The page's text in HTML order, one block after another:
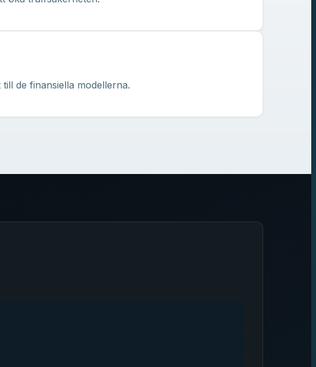
de finansiella modellerna.